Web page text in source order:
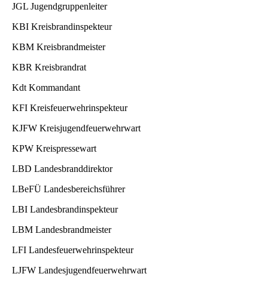
JGL Jugendgruppenleiter
KBI Kreisbrandinspekteur
KBM Kreisbrandmeister
KBR Kreisbrandrat
Kdt Kommandant
KFI Kreisfeuerwehrinspekteur
KJFW Kreisjugendfeuerwehrwart
KPW Kreispressewart
LBD Landesbranddirektor
LBeFÜ Landesbereichsführer
LBI Landesbrandinspekteur
LBM Landesbrandmeister
LFI Landesfeuerwehrinspekteur
LJFW Landesjugendfeuerwehrwart